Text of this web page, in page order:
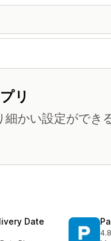
リ
かい設定ができ
Date
4.8
合